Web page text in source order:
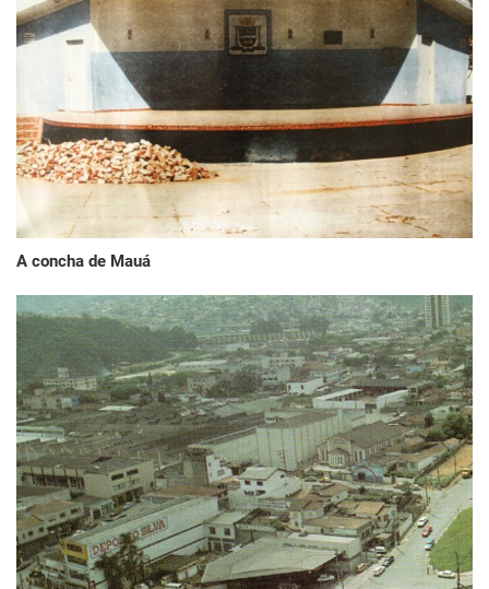
A concha de Mauá